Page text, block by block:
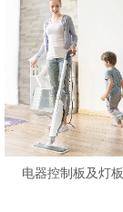
电器控制板及灯板